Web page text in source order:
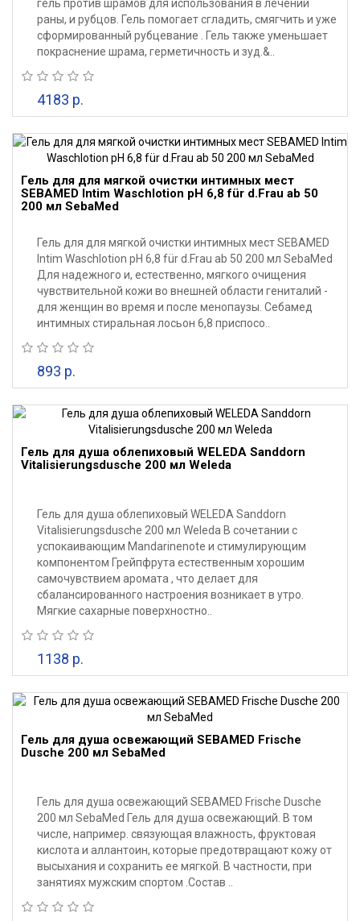
гель против шрамов для использования в лечении
раны, и рубцов. Гель помогает сгладить, смягчить и уже
сформированный рубцевание . Гель также уменьшает
покраснение шрама, герметичность и зуд.&..
4183 р.
Гель для для мягкой очистки интимных мест
SEBAMED Intim Waschlotion pH 6,8 für d.Frau ab 50
200 мл SebaMed
Гель для для мягкой очистки интимных мест SEBAMED
Intim Waschlotion pH 6,8 für d.Frau ab 50 200 мл SebaMed
Для надежного и, естественно, мягкого очищения
чувствительной кожи во внешней области гениталий -
для женщин во время и после менопаузы. Себамед
интимных стиральная лосьон 6,8 приспосо..
893 р.
Гель для душа облепиховый WELEDA Sanddorn
Vitalisierungsdusche 200 мл Weleda
Гель для душа облепиховый WELEDA Sanddorn
Vitalisierungsdusche 200 мл Weleda В сочетании с
успокаивающим Mandarinenote и стимулирующим
компонентом Грейпфрута естественным хорошим
самочувствием аромата , что делает для
сбалансированного настроения возникает в утро.
Мягкие сахарные поверхностно..
1138 р.
Гель для душа освежающий SEBAMED Frische
Dusche 200 мл SebaMed
Гель для душа освежающий SEBAMED Frische Dusche
200 мл SebaMed Гель для душа освежающий. В том
числе, например. связующая влажность, фруктовая
кислота и аллантоин, которые предотвращают кожу от
высыхания и сохранить ее мягкой. В частности, при
занятиях мужским спортом . ​Состав ..